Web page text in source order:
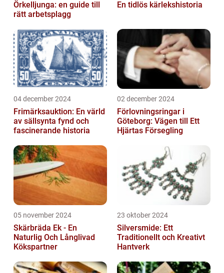
Örkelljunga: en guide till
rätt arbetsplagg
En tidlös kärlekshistoria
04 december 2024
Frimärksauktion: En värld
av sällsynta fynd och
fascinerande historia
02 december 2024
Förlovningsringar i
Göteborg: Vägen till Ett
Hjärtas Försegling
05 november 2024
Skärbräda Ek - En
Naturlig Och Långlivad
Kökspartner
23 oktober 2024
Silversmide: Ett
Traditionellt och Kreativt
Hantverk